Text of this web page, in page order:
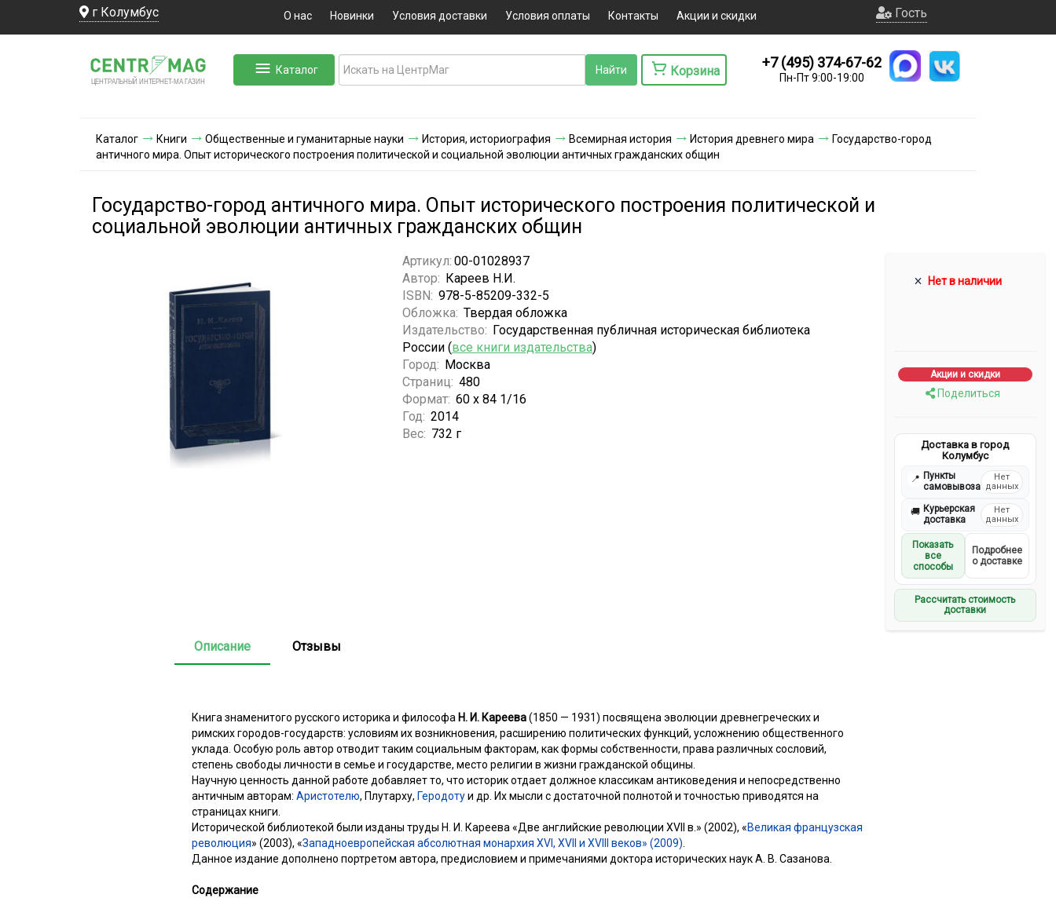
г Колумбус О нас Новинки Условия доставки Условия оплаты Контакты Акции и скидки Гость
ЦЕНТРАЛЬНЫЙ ИНТЕРНЕТ-МА ГАЗИН
Каталог Корзина
+7 (495) 374-67-62
Пн-Пт 9:00-19:00
Каталог Книги Общественные и гуманитарные науки История, историография Всемирная история История древнего мира
Государство-город
античного мира. Опыт исторического построения политической и социальной эволюции античных гражданских общин
Государство-город античного мира. Опыт исторического построения политической и
социальной эволюции античных гражданских общин
Нет в наличии
Акции и скидки
Поделиться
Доставка в город
Колумбус
📍 Пункты
самовывоза
Нет
данных
🚚 Курьерская
доставка
Нет
данных
Показать
все
способы
Подробнее
о доставке
Рассчитать стоимость
доставки
Артикул: 00-01028937
Автор: Кареев Н.И.
ISBN: 978-5-85209-332-5
Обложка: Твердая обложка
Издательство: Государственная публичная историческая библиотека
России (все книги издательства)
Город: Москва
Страниц: 480
Формат: 60 х 84 1/16
Год: 2014
Вес: 732 г
Описание Отзывы
Книга знаменитого русского историка и философа Н. И. Кареева(1850 — 1931) посвящена эволюции древнегреческих и
римских городов-государств: условиям их возникновения, расширению политических функций, усложнению общественного
уклада. Особую роль автор отводит таким социальным факторам, как формы собственности, права различных сословий,
степень свободы личности в семье и государстве, место религии в жизни гражданской общины.
Научную ценность данной работе добавляет то, что историк отдает должное классикам антиковедения и непосредственно
античным авторам: Аристотелю, Плутарху, Геродотуи др. Их мысли с достаточной полнотой и точностью приводятся на
страницах книги.
Исторической библиотекой были изданы труды Н. И. Кареева «Две английские революции XVII в.» (2002), «Великая французская
революция» (2003), «Западноевропейская абсолютная монархия XVI, XVII и XVIII веков» (2009)
Данное издание дополнено портретом автора, предисловием и примечаниями доктора исторических наук А. В. Сазанова.
Содержание